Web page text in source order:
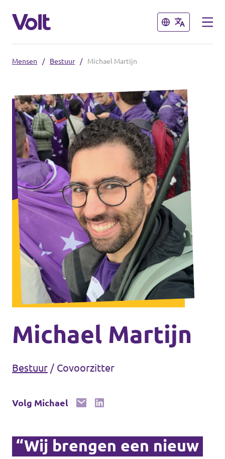
Sluiten
Volt Nederland
Regio's
Sluiten
Standpunten
Mensen
Nieuws
Agenda
Steun Volt Zeeland!
Documenten Volt Zeeland
Mensen / Bestuur / Michael Martijn
Michael Martijn
Bestuur / Covoorzitter
Volg Michael
“Wij brengen een nieuw